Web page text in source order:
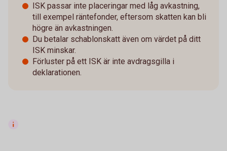
ISK passar inte placeringar med låg avkastning,
till exempel räntefonder, eftersom skatten kan bli
högre än avkastningen.
Du betalar schablonskatt även om värdet på ditt
ISK minskar.
Förluster på ett ISK är inte avdragsgilla i
deklarationen.